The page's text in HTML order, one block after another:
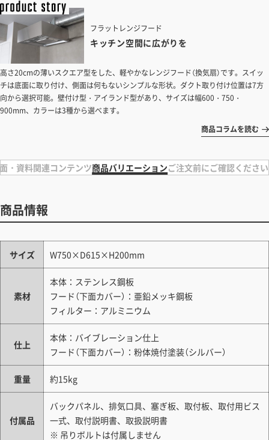
フラットレンジフード
キッチン空間に広がりを
高さ20cmの薄いスクエア型をした、軽やかなレンジフード（換気扇）です。スイッ
チは底面に取り付け、側面は何もないシンプルな形状。ダクト取り付け位置は7方
向から選択可能。壁付け型・アイランド型があり、サイズは幅600・750・
900mm、カラーは3種から選べます。
商品コラムを読む
・資料関連コンテンツ商品バリエーションご注文前にご確認ください
商品情報
サイズ W750×D615×H200mm
素材
本体：ステンレス鋼板
フード（下面カバー）：亜鉛メッキ鋼板
フィルター：アルミニウム
仕上
本体：バイブレーション仕上
フード（下面カバー）：粉体焼付塗装（シルバー）
重量 約15kg
付属品
バックパネル、排気口具、塞ぎ板、取付板、取付用ビス
一式、取付説明書、取扱説明書
※ 吊りボルトは付属しません